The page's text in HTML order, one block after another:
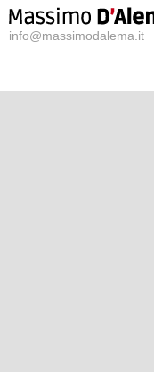
info@massimodalema.it